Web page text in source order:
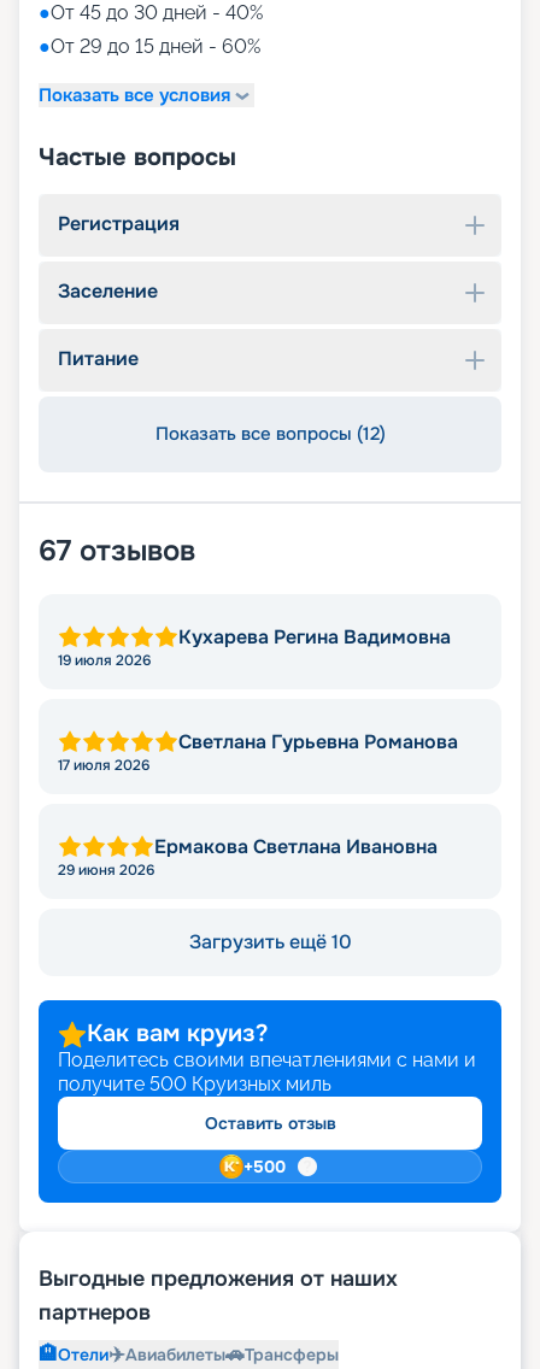
●От 45 до 30 дней - 40%
●От 29 до 15 дней - 60%
Показать все условия
Частые вопросы
Регистрация
Заселение
Питание
Показать все вопросы (12)
67 отзывов
Кухарева Регина Вадимовна
19 июля 2026
Светлана Гурьевна Романова
17 июля 2026
Ермакова Светлана Ивановна
29 июня 2026
Загрузить ещё 10
Как вам круиз?
Поделитесь своими впечатлениями с нами и
получите 500 Круизных миль
Оставить отзыв
+500
Выгодные предложения от наших
партнеров
🏨Отели✈️Авиабилеты🚗Трансферы